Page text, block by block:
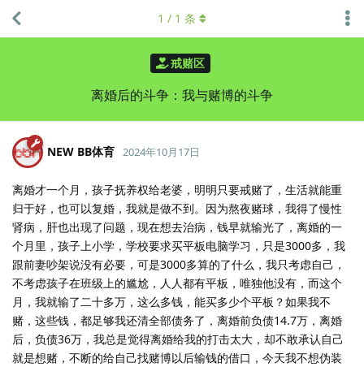
戒赌区
离婚后的斗争：我与赌博的斗争
1 / 1 条
NEW BB体育 2024年10月17日
离婚才一个月，孩子抚养权给老婆，明明只要戒赌了，生活就能重
归于好，也可以复婚，我就是做不到。因为熬夜赌球，我得了慢性
肾病，肝也出现了问题，现在想去治病，钱早就输光了，离婚的一
个月里，孩子上小学，学校要求买平板电脑学习，只是3000多，我
跟前妻吵架说没有必要，可是3000多算的了什么，我只考虑自己，
不考虑孩子在班级上的尴尬，人人都有平板，唯独他没有，而这个
月，我就输了二十多万，这么多钱，能买多少个平板？如果我不
赌，这些钱，都足够我还清全部债务了，离婚前负债14.7万，离婚
后，负债36万，我总是觉得离婚给我的打击太大，却不敢承认自己
就是想赌，不断的给自己找赌博以后输钱的借口，今天我不想伪装